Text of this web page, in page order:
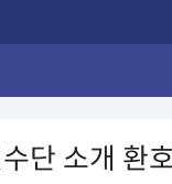
단 소개 환